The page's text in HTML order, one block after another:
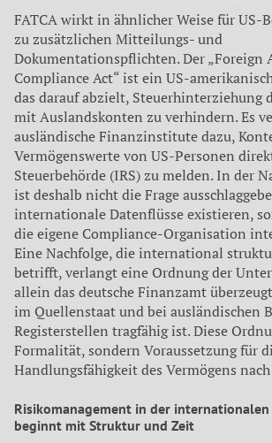
FATCA wirkt in ähnlicher Weise für US-
zu zusätzlichen Mitteilungs- und
Dokumentationspflichten. Der „Foreign
Compliance Act“ ist ein US-
das darauf abzielt, Steuerhinterziehung
mit Auslandskonten zu verhindern. Es
ausländische Finanzinstitute dazu,
Vermögenswerte von US-Personen
Steuerbehörde (IRS) zu melden. In der
ist deshalb nicht die Frage
internationale Datenflüsse existieren,
die eigene Compliance-Organisation
Eine Nachfolge, die international
betrifft, verlangt eine Ordnung der
allein das deutsche Finanzamt
im Quellenstaat und bei ausländischen
Registerstellen tragfähig ist. Diese
Formalität, sondern Voraussetzung für
Handlungsfähigkeit des Vermögens
Risikomanagement in der
beginnt mit Struktur und Zeit